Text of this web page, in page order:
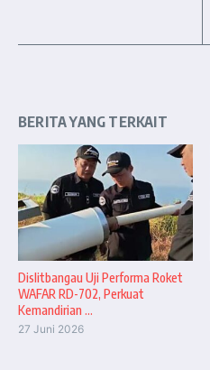
BERITA YANG TERKAIT
Dislitbangau Uji Performa Roket
WAFAR RD-702, Perkuat
Kemandirian ...
27 Juni 2026